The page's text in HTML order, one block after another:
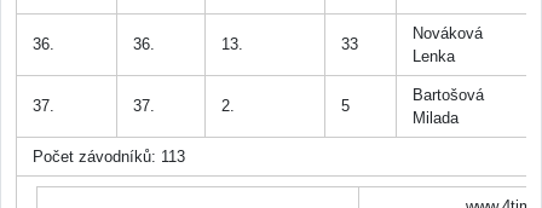
36. 36. 13. 33
Nováková
Lenka
37. 37. 2. 5
Bartošová
Milada
Počet závodníků: 113